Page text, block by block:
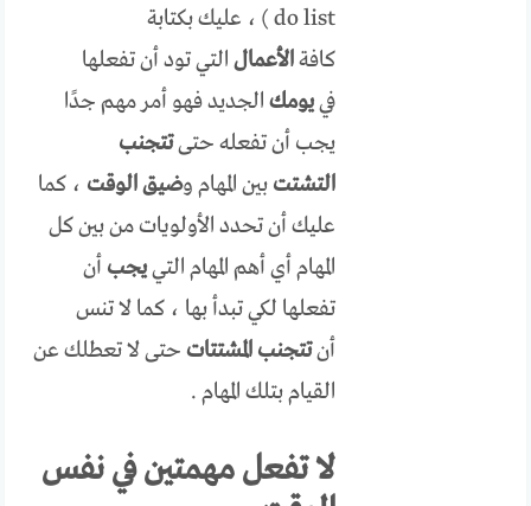
do list ) ، عليك بكتابة
كافةالأعمالالتي تود أن تفعلها
فييومكالجديد فهو أمر مهم جدًا
يجب أن تفعله حتىتتجنب
التشتت بين المهام وضيق الوقت ، كما
عليك أن تحدد الأولويات من بين كل
المهام أي أهم المهام التييجب أن
تفعلها لكي تبدأ بها ، كما لا تنس
أنتتجنب المشتتاتحتى لا تعطلك عن
القيام بتلك المهام .
لا تفعل مهمتين في نفس